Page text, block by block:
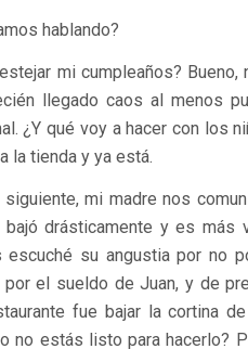
hablando?
mi cumpleaños?
llegado caos al menos
¿Y qué voy a hacer con los
la tienda y ya está.
mi madre nos
bajó drásticamente y es
escuché su angustia por no
por el sueldo de Juan, y de
fue bajar la cortina
no estás listo para hacerlo?